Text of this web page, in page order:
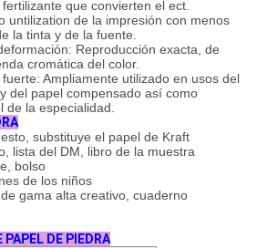
que convierten el ect.
untilization de la impresión con menos
la tinta y de la fuente.
Reproducción exacta, de
cromática del color.
Ampliamente utilizado en usos del
del papel compensado así como
de la especialidad.
substituye el papel de Kraft
lista del DM, libro de la muestra
bolso
de los niños
gama alta creativo, cuaderno
PAPEL DE PIEDRA